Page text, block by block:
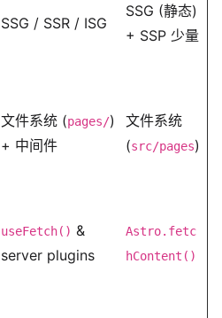
SSG / SSR / ISG
SSG (静态)
+ SSP 少量
文件系统 (pages/)
+ 中间件
文件系统
(src/pages)
useFetch() &
server plugins
Astro.fetc
hContent()